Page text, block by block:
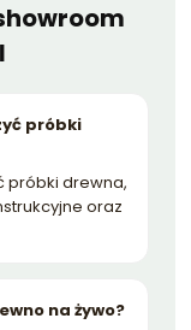
próbki
próbki drewna,
oraz
na żywo?